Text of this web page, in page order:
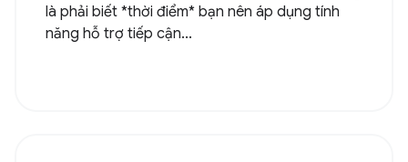
là phải biết *thời điểm* bạn nên áp dụng tính
năng hỗ trợ tiếp cận...